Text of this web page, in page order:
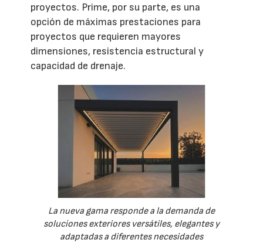
proyectos. Prime, por su parte, es una
opción de máximas prestaciones para
proyectos que requieren mayores
dimensiones, resistencia estructural y
capacidad de drenaje.
La nueva gama responde a la demanda de
soluciones exteriores versátiles, elegantes y
adaptadas a diferentes necesidades